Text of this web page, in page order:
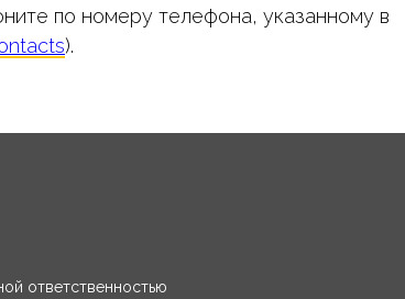
по номеру телефона, указанному в
).
ответственностью